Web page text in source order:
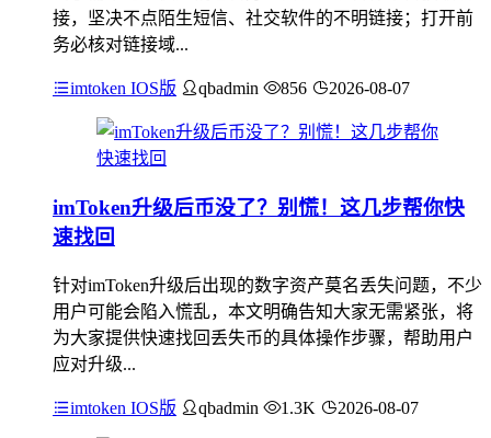
接，坚决不点陌生短信、社交软件的不明链接；打开前
务必核对链接域...
imtoken IOS版 qbadmin 856 2026-08-07
imToken升级后币没了？别慌！这几步帮你快
速找回
针对imToken升级后出现的数字资产莫名丢失问题，不少
用户可能会陷入慌乱，本文明确告知大家无需紧张，将
为大家提供快速找回丢失币的具体操作步骤，帮助用户
应对升级...
imtoken IOS版 qbadmin 1.3K 2026-08-07